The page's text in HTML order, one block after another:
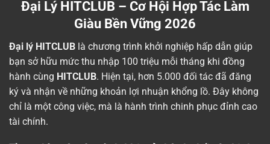
Đại Lý HITCLUB – Cơ Hội Hợp Tác Làm
Giàu Bền Vững 2026
Đại lý HITCLUB là chương trình khởi nghiệp hấp dẫn giúp
bạn sở hữu mức thu nhập 100 triệu mỗi tháng khi đồng
hành cùng HITCLUB. Hiện tại, hơn 5.000 đối tác đã đăng
ký và nhận về những khoản lợi nhuận khổng lồ. Đây không
chỉ là một công việc, mà là hành trình chinh phục đỉnh cao
tài chính.